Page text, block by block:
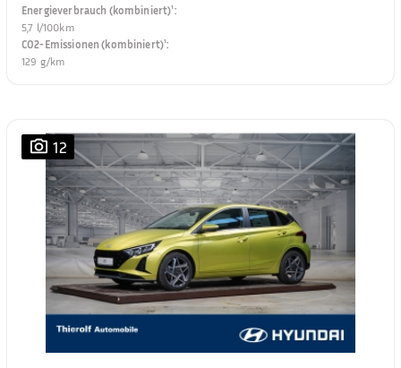
Energieverbrauch (kombiniert)¹:
5,7 l/100km
CO2-Emissionen (kombiniert)¹:
129 g/km
12